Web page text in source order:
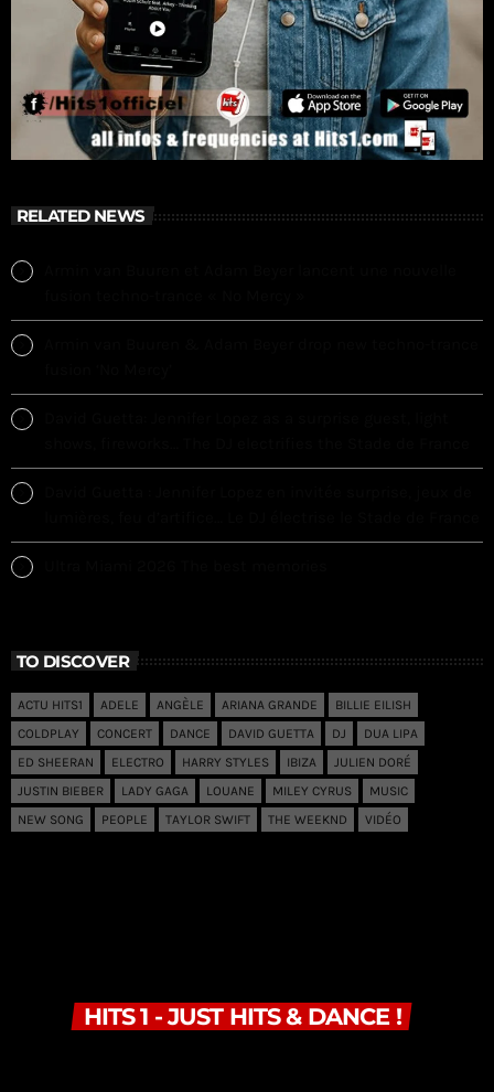
RELATED NEWS
TO DISCOVER
ACTU HITS1 ADELE ANGÈLE ARIANA GRANDE
BILLIE EILISH
COLDPLAY
CONCERT DANCE DAVID GUETTA DJ
DUA LIPA
ED SHEERAN
ELECTRO HARRY STYLES IBIZA
JULIEN DORÉ
JUSTIN BIEBER
LADY GAGA LOUANE MILEY CYRUS
MUSIC
NEW SONG
PEOPLE TAYLOR SWIFT THE WEEKND VIDÉO
HITS 1 - JUST HITS & DANCE !